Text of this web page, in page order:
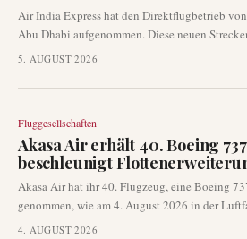
Air India Express hat den Direktflugbetrieb
Abu Dhabi aufgenommen. Diese neuen
Verbindungen zwischen Nordostindien und
5. AUGUST 2026
Fluggesellschaften
Akasa Air erhält 40. Boeing
beschleunigt
Akasa Air hat ihr 40. Flugzeug, eine Boeing
genommen, wie am 4. August 2026 in der
veröffentlicht wurde. Diese Lieferung von
4. AUGUST 2026